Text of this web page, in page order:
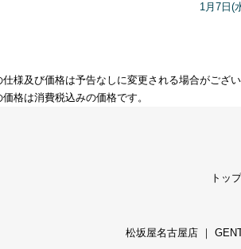
1月7日(
仕様及び価格は予告なしに変更される場合がござ
価格は消費税込みの価格です。
トップ
松坂屋名古屋店 ｜